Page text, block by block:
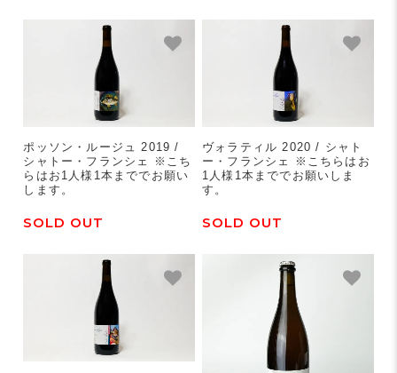
ポッソン・ルージュ 2019 /
シャトー・フランシェ ※こち
らはお1人様1本まででお願い
します。
SOLD OUT
ヴォラティル 2020 / シャト
ー・フランシェ ※こちらはお
1人様1本まででお願いしま
す。
SOLD OUT